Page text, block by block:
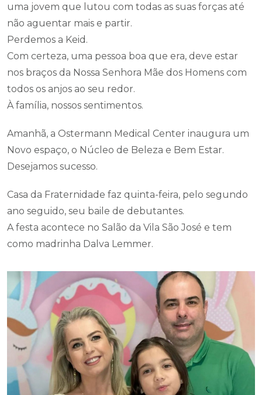
uma jovem que lutou com todas as suas forças até
não aguentar mais e partir.
Perdemos a Keid.
Com certeza, uma pessoa boa que era, deve estar
nos braços da Nossa Senhora Mãe dos Homens com
todos os anjos ao seu redor.
À família, nossos sentimentos.
Amanhã, a Ostermann Medical Center inaugura um
Novo espaço, o Núcleo de Beleza e Bem Estar.
Desejamos sucesso.
Casa da Fraternidade faz quinta-feira, pelo segundo
ano seguido, seu baile de debutantes.
A festa acontece no Salão da Vila São José e tem
como madrinha Dalva Lemmer.